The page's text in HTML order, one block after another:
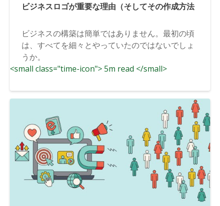
ビジネスロゴが重要な理由（そしてその作成方法
ビジネスの構築は簡単ではありません。最初の頃
は、すべてを細々とやっていたのではないでしょ
うか。
<small class="time-icon"> 5m read </small>